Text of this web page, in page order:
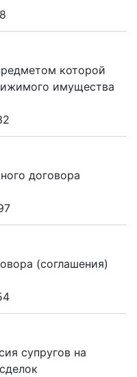
которой
имущества
договора
(соглашения)
супругов на